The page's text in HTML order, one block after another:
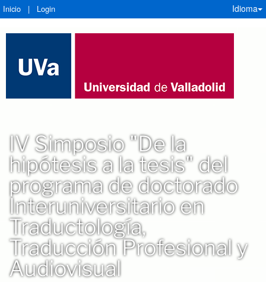
Inicio | Login Idioma
IV Simposio "De la
hipótesis a la tesis" del
programa de doctorado
Interuniversitario en
Traductología,
Traducción Profesional y
Audiovisual